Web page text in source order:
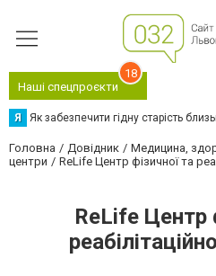
Наші спецпроєкти
18
Я Як забезпечити гідну старість
Головна Довідник Медицина,
центри
ReLife Центр фізичної та
ReLife Центр